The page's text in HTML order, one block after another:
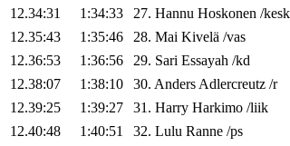
12.34:31
1:34:33 27. Hannu Hoskonen /kesk
12.35:43
1:35:46 28. Mai Kivelä /vas
12.36:53
1:36:56 29. Sari Essayah /kd
12.38:07
1:38:10 30. AndersAdlercreutz /r
12.39:25
1:39:27 31. Harry Harkimo /liik
12.40:48
1:40:51 32. Lulu Ranne /ps